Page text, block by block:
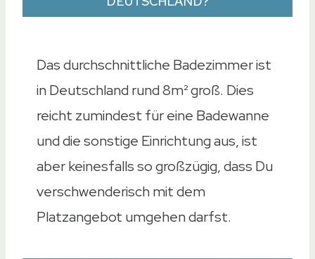
Das durchschnittliche Badezimmer ist
in Deutschland rund 8m² groß. Dies
reicht zumindest für eine Badewanne
und die sonstige Einrichtung aus, ist
aber keinesfalls so großzügig, dass Du
verschwenderisch mit dem
Platzangebot umgehen darfst.